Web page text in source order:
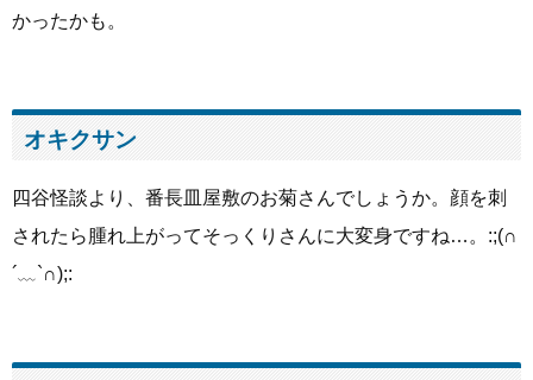
かったかも。
オキクサン
四谷怪談より、番長皿屋敷のお菊さんでしょうか。顔を刺
されたら腫れ上がってそっくりさんに大変身ですね…。:;(∩
´﹏`∩);: